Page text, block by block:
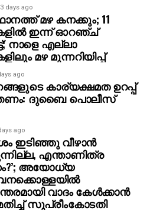
3 days ago
മഴ കനക്കും; 11
ഇന്ന് ഓറഞ്ച്
നാളെ എല്ലാ
മഴ മുന്നറിയിപ്പ്
ago
കാര്യക്ഷമത ഉറപ്പ്
ദുബൈ പൊലീസ്
ago
ഇടിഞ്ഞു വീഴാന്‍
എന്താണിത്ര
അയോധ്യ
വാദം കേള്‍ക്കാന്‍
സുപ്രീംകോടതി